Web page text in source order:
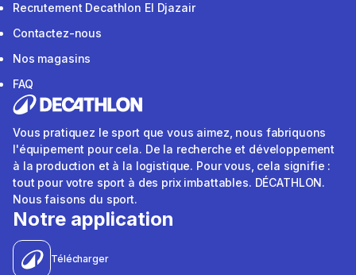
Recrutement Decathlon El Djazair
Contactez-nous
Nos magasins
FAQ
Vous pratiquez le sport que vous aimez, nous fabriquons
l'équipement pour cela. De la recherche et développement
à la production et à la logistique. Pour vous, cela signifie :
tout pour votre sport à des prix imbattables. DÉCATHLON.
Nous faisons du sport.
Notre application
Télécharger